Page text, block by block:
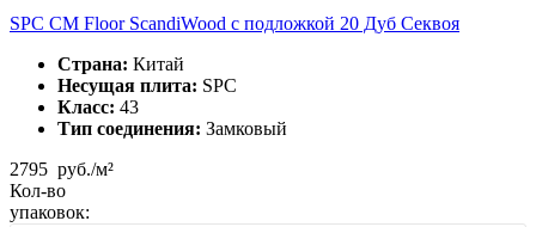
SPC CM Floor ScandiWood с подложкой 20 Дуб Секвоя
Страна: Китай
Несущая плита: SPC
Класс: 43
Тип соединения: Замковый
2795 руб./м²
Кол-во
упаковок: